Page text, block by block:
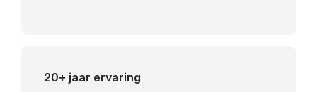
20+ jaar ervaring